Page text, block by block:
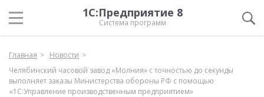
1С:Предприятие 8
Система программ
Главная
Новости
Челябинский часовой завод «Молния» с точностью до секунды
выполняет заказы Министерства обороны РФ с помощью
«1С:Управление производственным предприятием»